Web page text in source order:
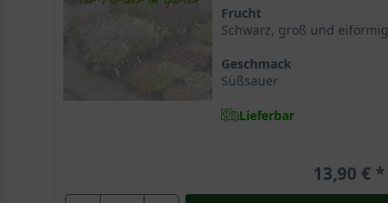
Frucht
Schwarz, groß und eiförmig
Geschmack
Süßsauer
Lieferbar
13,90 €